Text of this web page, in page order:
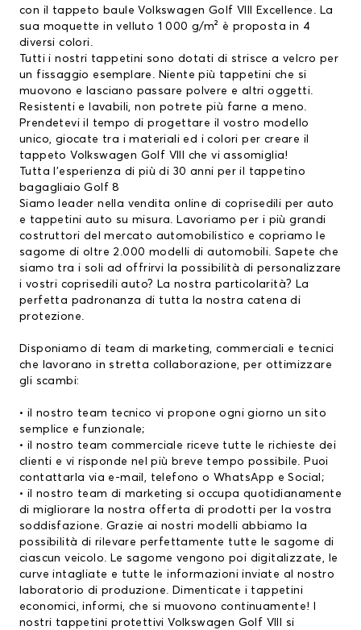
con il tappeto baule Volkswagen Golf VIII Excellence. La
sua moquette in velluto 1 000 g/m² è proposta in 4
diversi colori.
Tutti i nostri tappetini sono dotati di strisce a velcro per
un fissaggio esemplare. Niente più tappetini che si
muovono e lasciano passare polvere e altri oggetti.
Resistenti e lavabili, non potrete più farne a meno.
Prendetevi il tempo di progettare il vostro modello
unico, giocate tra i materiali ed i colori per creare il
tappeto Volkswagen Golf VIII che vi assomiglia!
Tutta l’esperienza di più di 30 anni per il tappetino
bagagliaio Golf 8
Siamo leader nella vendita online di coprisedili per auto
e tappetini auto su misura. Lavoriamo per i più grandi
costruttori del mercato automobilistico e copriamo le
sagome di oltre 2.000 modelli di automobili. Sapete che
siamo tra i soli ad offrirvi la possibilità di personalizzare
i vostri coprisedili auto? La nostra particolarità? La
perfetta padronanza di tutta la nostra catena di
protezione.
Disponiamo di team di marketing, commerciali e tecnici
che lavorano in stretta collaborazione, per ottimizzare
gli scambi:
• il nostro team tecnico vi propone ogni giorno un sito
semplice e funzionale;
• il nostro team commerciale riceve tutte le richieste dei
clienti e vi risponde nel più breve tempo possibile. Puoi
contattarla via e-mail, telefono o WhatsApp e Social;
• il nostro team di marketing si occupa quotidianamente
di migliorare la nostra offerta di prodotti per la vostra
soddisfazione. Grazie ai nostri modelli abbiamo la
possibilità di rilevare perfettamente tutte le sagome di
ciascun veicolo. Le sagome vengono poi digitalizzate, le
curve intagliate e tutte le informazioni inviate al nostro
laboratorio di produzione. Dimenticate i tappetini
economici, informi, che si muovono continuamente! I
nostri tappetini protettivi Volkswagen Golf VIII si